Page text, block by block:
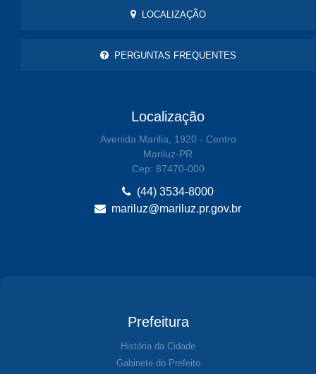
LOCALIZAÇÃO
PERGUNTAS FREQUENTES
Localização
Avenida Marilia, 1920 - Centro
Mariluz-PR
Cep: 87470-000
(44) 3534-8000
mariluz@mariluz.pr.gov.br
Prefeitura
História da Cidade
Gabinete do Prefeito